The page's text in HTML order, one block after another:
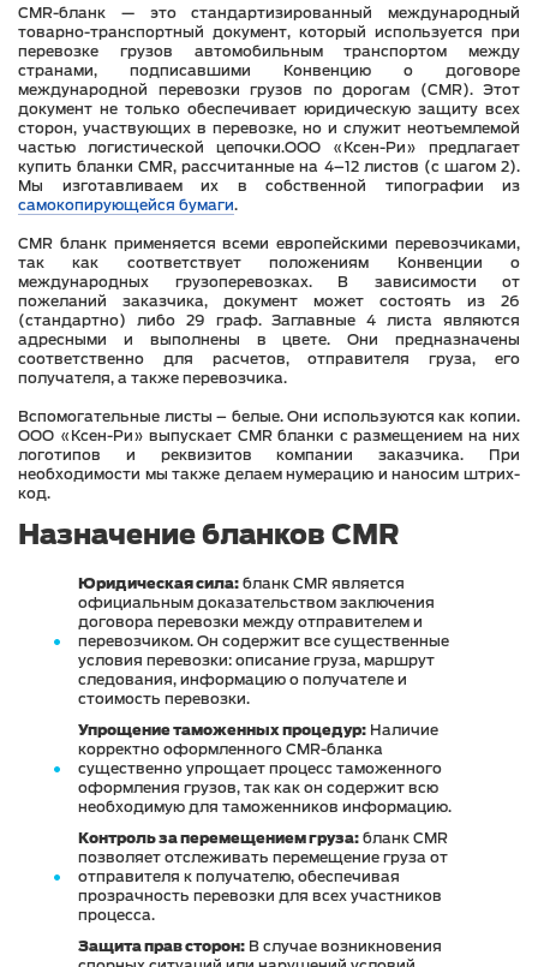
CMR-бланк — это стандартизированный международный
товарно-транспортный документ, который используется при
перевозке грузов автомобильным транспортом между
странами, подписавшими Конвенцию о договоре
международной перевозки грузов по дорогам (CMR). Этот
документ не только обеспечивает юридическую защиту всех
сторон, участвующих в перевозке, но и служит неотъемлемой
частью логистической цепочки.ООО «Ксен-Ри» предлагает
купить бланки CMR, рассчитанные на 4–12 листов (с шагом 2).
Мы изготавливаем их в собственной типографии из
самокопирующейся бумаги.
CMR бланк применяется всеми европейскими перевозчиками,
так как соответствует положениям Конвенции о
международных грузоперевозках. В зависимости от
пожеланий заказчика, документ может состоять из 26
(стандартно) либо 29 граф. Заглавные 4 листа являются
адресными и выполнены в цвете. Они предназначены
соответственно для расчетов, отправителя груза, его
получателя, а также перевозчика.
Вспомогательные листы – белые. Они используются как копии.
ООО «Ксен-Ри» выпускает CMR бланки с размещением на них
логотипов и реквизитов компании заказчика. При
необходимости мы также делаем нумерацию и наносим штрих-
код.
Назначение бланков CMR
Юридическая сила: бланк CMR является
официальным доказательством заключения
договора перевозки между отправителем и
перевозчиком. Он содержит все существенные
условия перевозки: описание груза, маршрут
следования, информацию о получателе и
стоимость перевозки.
Упрощение таможенных процедур: Наличие
корректно оформленного CMR-бланка
существенно упрощает процесс таможенного
оформления грузов, так как он содержит всю
необходимую для таможенников информацию.
Контроль за перемещением груза: бланк CMR
позволяет отслеживать перемещение груза от
отправителя к получателю, обеспечивая
прозрачность перевозки для всех участников
процесса.
Защита прав сторон: В случае возникновения